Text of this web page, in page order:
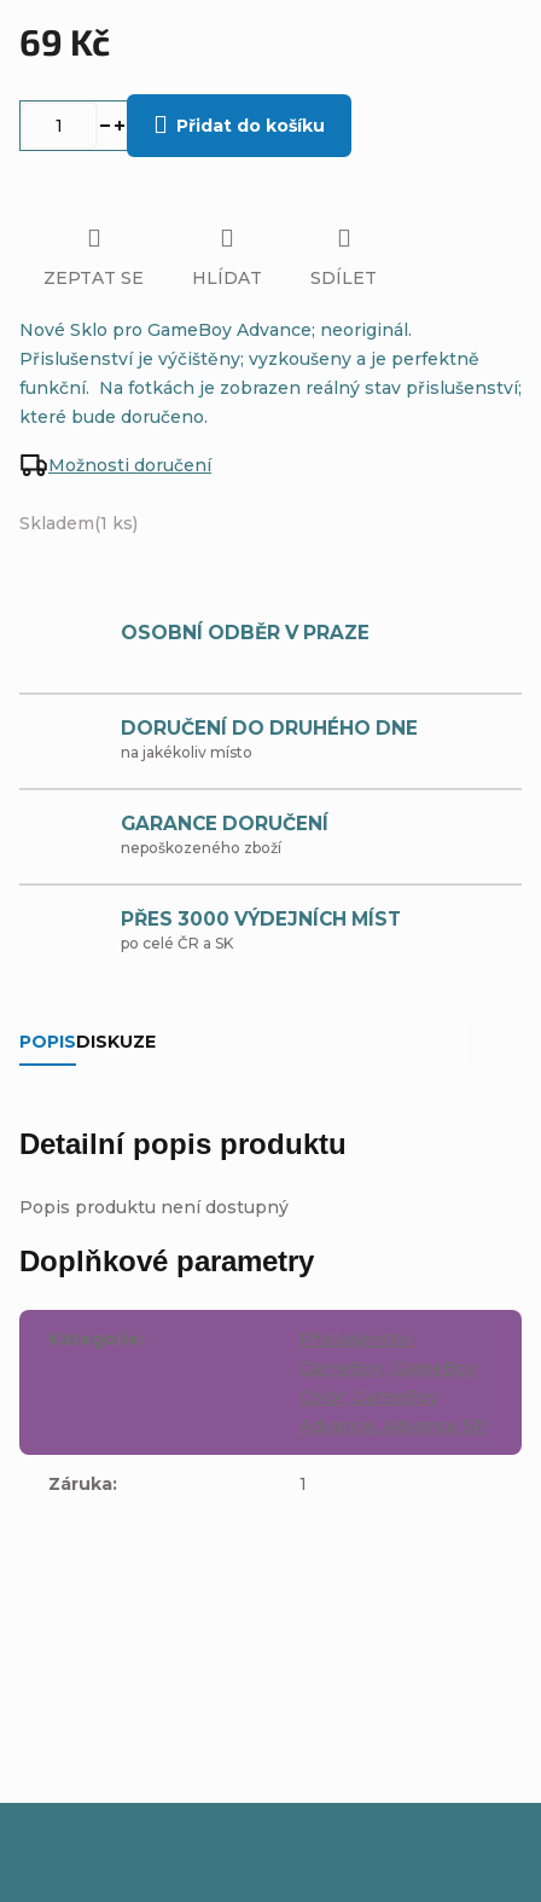
69 Kč
Skladem(1 ks)
Možnosti doručení
Přidat do košíku
Nové Sklo pro GameBoy Advance; neoriginál.
Přislušenství je výčištěny; vyzkoušeny a je perfektně
funkční. Na fotkách je zobrazen reálný stav přislušenství;
které bude doručeno.
ZEPTAT SE HLÍDAT SDÍLET
OSOBNÍ ODBĚR V PRAZE
DORUČENÍ DO DRUHÉHO DNE
na jakékoliv místo
GARANCE DORUČENÍ
nepoškozeného zboží
PŘES 3000 VÝDEJNÍCH MÍST
po celé ČR a SK
POPISDISKUZE
Detailní popis produktu
Popis produktu není dostupný
Doplňkové parametry
Kategorie:
Přislušenství
GameBoy, GameBoy
Color, GameBoy
Advance, Advance SP
Záruka: 1